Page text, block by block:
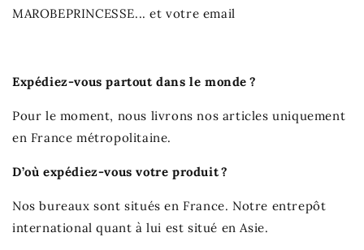
MAROBEPRINCESSE... et votre email
Expédiez-vous partout dans le monde ?
Pour le moment, nous livrons nos articles uniquement
en France métropolitaine.
D’où expédiez-vous votre produit ?
Nos bureaux sont situés en France. Notre entrepôt
international quant à lui est situé en Asie.